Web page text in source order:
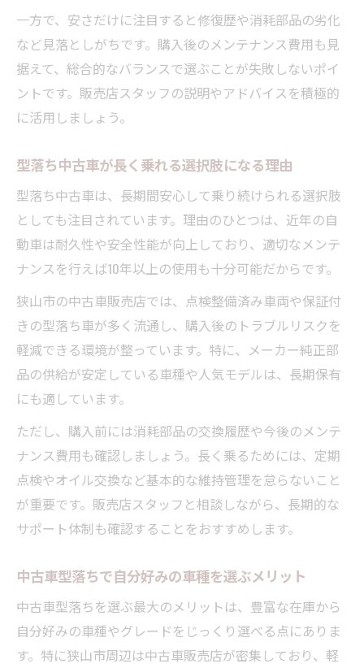
一方で、安さだけに注目すると修復歴や消耗部品の劣化
など見落としがちです。購入後のメンテナンス費用も見
据えて、総合的なバランスで選ぶことが失敗しないポイ
ントです。販売店スタッフの説明やアドバイスを積極的
に活用しましょう。
型落ち中古車が長く乗れる選択肢になる理由
型落ち中古車は、長期間安心して乗り続けられる選択肢
としても注目されています。理由のひとつは、近年の自
動車は耐久性や安全性能が向上しており、適切なメンテ
ナンスを行えば10年以上の使用も十分可能だからです。
狭山市の中古車販売店では、点検整備済み車両や保証付
きの型落ち車が多く流通し、購入後のトラブルリスクを
軽減できる環境が整っています。特に、メーカー純正部
品の供給が安定している車種や人気モデルは、長期保有
にも適しています。
ただし、購入前には消耗部品の交換履歴や今後のメンテ
ナンス費用も確認しましょう。長く乗るためには、定期
点検やオイル交換など基本的な維持管理を怠らないこと
が重要です。販売店スタッフと相談しながら、長期的な
サポート体制も確認することをおすすめします。
中古車型落ちで自分好みの車種を選ぶメリット
中古車型落ちを選ぶ最大のメリットは、豊富な在庫から
自分好みの車種やグレードをじっくり選べる点にありま
す。特に狭山市周辺は中古車販売店が密集しており、軽